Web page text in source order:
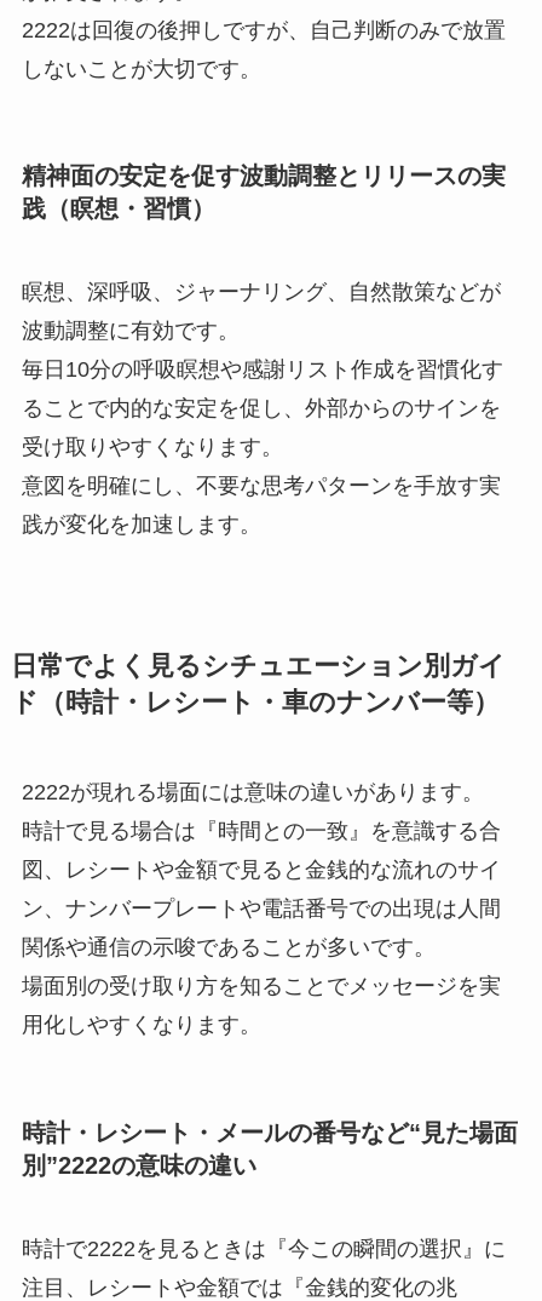
2222は回復の後押しですが、自己判断のみで放置
しないことが大切です。
精神面の安定を促す波動調整とリリースの実
践（瞑想・習慣）
瞑想、深呼吸、ジャーナリング、自然散策などが
波動調整に有効です。
毎日10分の呼吸瞑想や感謝リスト作成を習慣化す
ることで内的な安定を促し、外部からのサインを
受け取りやすくなります。
意図を明確にし、不要な思考パターンを手放す実
践が変化を加速します。
日常でよく見るシチュエーション別ガイ
ド（時計・レシート・車のナンバー等）
2222が現れる場面には意味の違いがあります。
時計で見る場合は『時間との一致』を意識する合
図、レシートや金額で見ると金銭的な流れのサイ
ン、ナンバープレートや電話番号での出現は人間
関係や通信の示唆であることが多いです。
場面別の受け取り方を知ることでメッセージを実
用化しやすくなります。
時計・レシート・メールの番号など“見た場面
別”2222の意味の違い
時計で2222を見るときは『今この瞬間の選択』に
注目、レシートや金額では『金銭的変化の兆